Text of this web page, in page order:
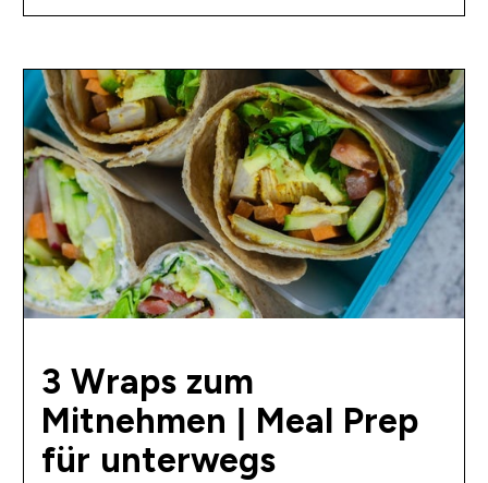
3 Wraps zum
Mitnehmen | Meal Prep
für unterwegs